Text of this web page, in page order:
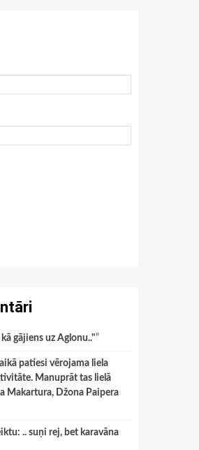
gājiens uz Aglonu.."”
patiesi vērojama liela
Manuprāt tas lielā
Makartura, Džona Paipera
.. suņi rej, bet karavāna